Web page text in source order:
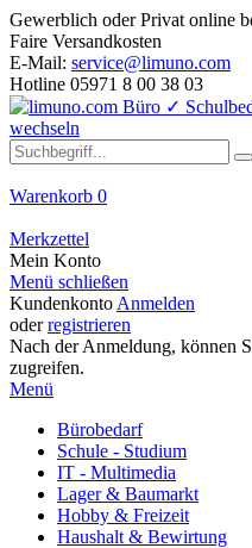
Gewerblich oder Privat online
Faire Versandkosten
E-Mail: service@limuno.com
Hotline 05971 8 00 38 03
Warenkorb 0
Merkzettel
Mein Konto
Menü schließen
Kundenkonto Anmelden
oderregistrieren
Nach der Anmeldung, können
zugreifen.
Menü
Bürobedarf
Schule - Studium
IT - Multimedia
Lager & Baumarkt
Hobby & Freizeit
Haushalt & Bewirtung